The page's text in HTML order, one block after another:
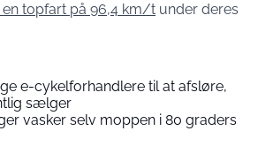
en topfart på 96,4 km/t under deres
e-cykelforhandlere til at afsløre,
sælger
vasker selv moppen i 80 graders